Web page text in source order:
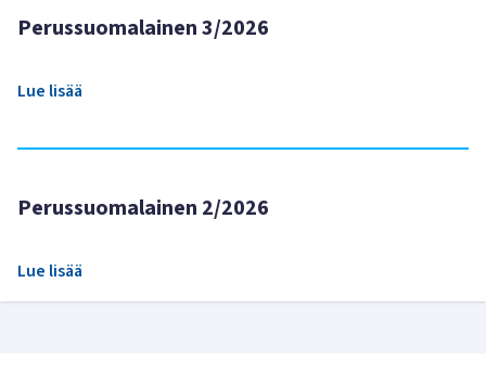
Perussuomalainen 3/2026
Lue lisää
Perussuomalainen 2/2026
Lue lisää